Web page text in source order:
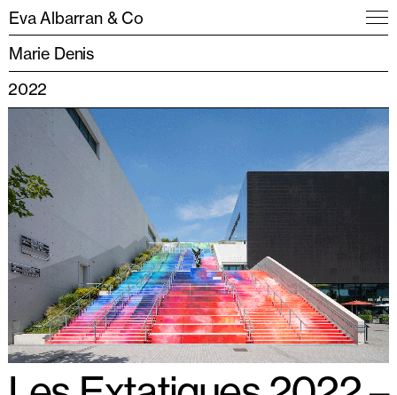
Eva Albarran & Co
Marie Denis
2022